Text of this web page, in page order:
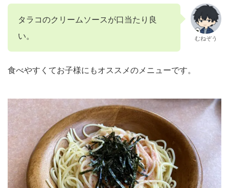
タラコのクリームソースが口当たり良
い。
むねぞう
食べやすくてお子様にもオススメのメニューです。